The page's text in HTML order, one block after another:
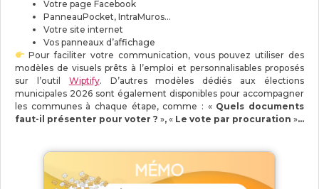
Votre page Facebook
PanneauPocket, IntraMuros…
Votre site internet
Vos panneaux d’affichage
Pour faciliter votre communication, vous pouvez utiliser des
modèles de visuels prêts à l’emploi et personnalisables proposés
sur l’outil Wiptify. D’autres modèles dédiés aux élections
municipales 2026 sont également disponibles pour accompagner
les communes à chaque étape, comme : « Quels documents
faut-il présenter pour voter ? », « Le vote par procuration »…